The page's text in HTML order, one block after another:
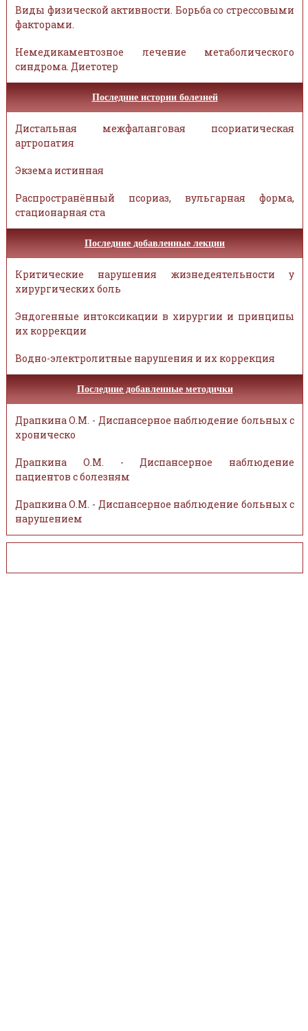
Виды физической активности. Борьба со стрессовыми
факторами.
Немедикаментозное лечение метаболического
синдрома. Диетотер
Последние истории болезней
Дистальная межфаланговая псориатическая
артропатия
Экзема истинная
Распространённый псориаз, вульгарная форма,
стационарная ста
Последние добавленные лекции
Критические нарушения жизнедеятельности у
хирургических боль
Эндогенные интоксикации в хирургии и принципы
их коррекции
Водно-электролитные нарушения и их коррекция
Последние добавленные методички
Драпкина О.М. - Диспансерное наблюдение больных с
хроническо
Драпкина О.М. - Диспансерное наблюдение
пациентов с болезням
Драпкина О.М. - Диспансерное наблюдение больных с
нарушением